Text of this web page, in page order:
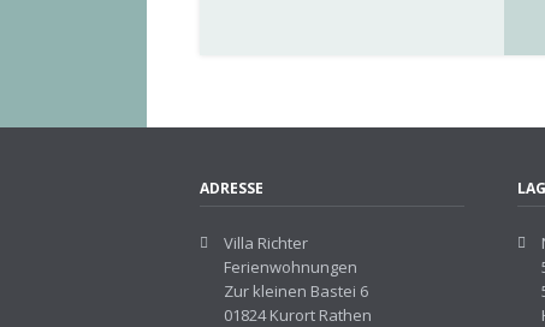
ADRESSE
Villa Richter
Ferienwohnungen
Zur kleinen Bastei 6
01824 Kurort Rathen